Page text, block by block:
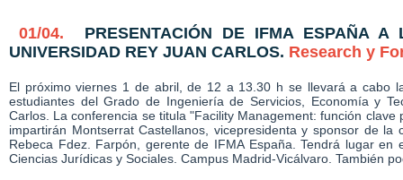
01/04.
PRESENTACIÓN DE IFMA ESPAÑA A
UNIVERSIDAD REY JUAN CARLOS. Research y
El próximo viernes 1 de abril, de 12 a 13.30 h se llevará a cabo
estudiantes del Grado de Ingeniería de Servicios, Economía y
Carlos. La conferencia se titula "Facility Management: función
impartirán Montserrat Castellanos, vicepresidenta y sponsor de la
Rebeca Fdez. Farpón, gerente de IFMA España. Tendrá lugar
Ciencias Jurídicas y Sociales. Campus Madrid-Vicálvaro. También